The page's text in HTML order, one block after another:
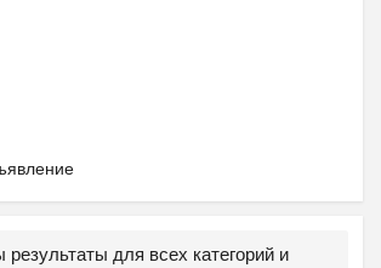
результаты для всех категорий и